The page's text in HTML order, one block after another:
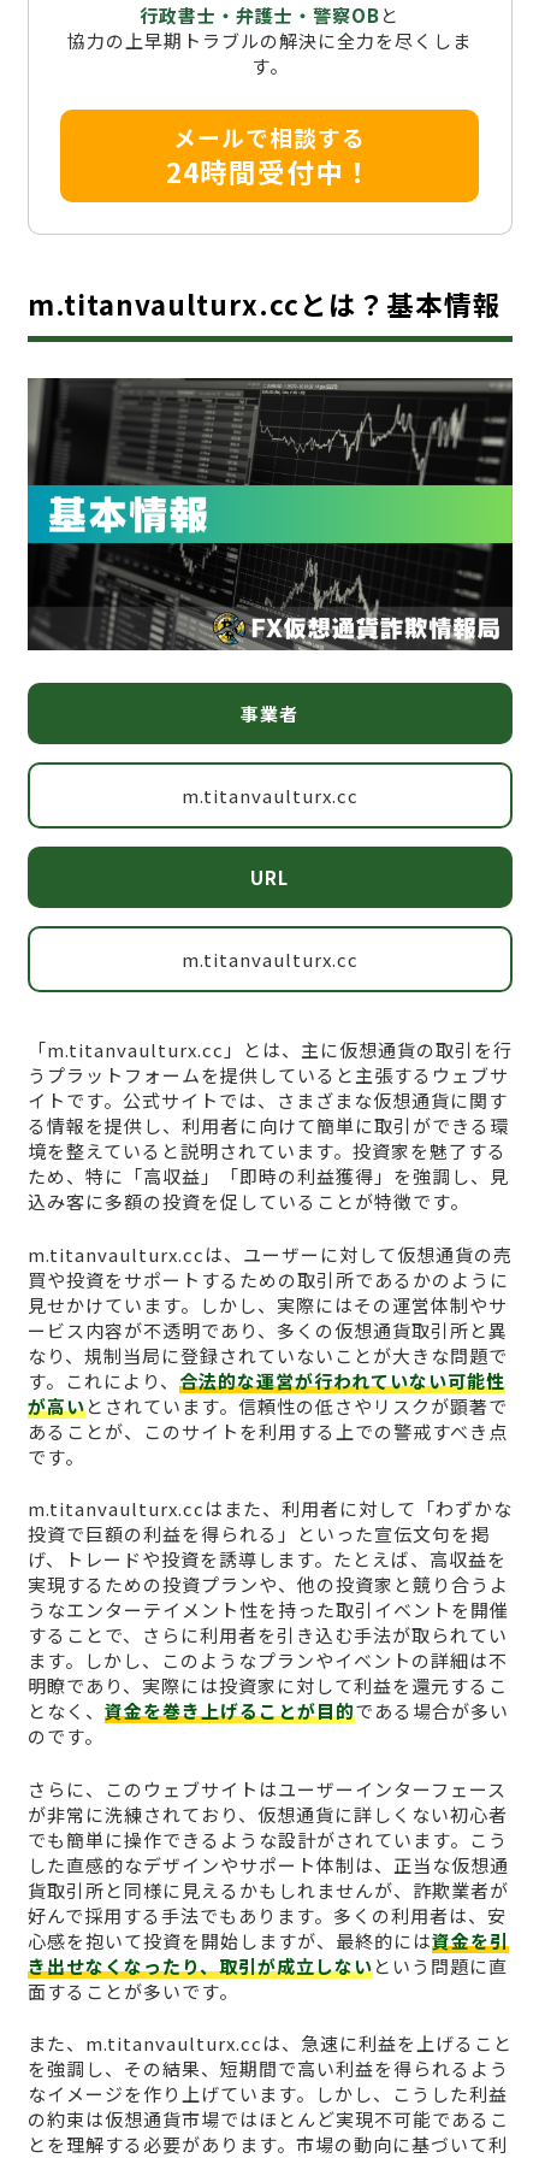
行政書士・弁護士・警察OBと
協力の上早期トラブルの解決に全力を尽くしま
す。
メールで相談する
24時間受付中！
m.titanvaulturx.ccとは？基本情報
事業者
m.titanvaulturx.cc
URL
m.titanvaulturx.cc
「m.titanvaulturx.cc」とは、主に仮想通貨の取引を行
うプラットフォームを提供していると主張するウェブサ
イトです。公式サイトでは、さまざまな仮想通貨に関す
る情報を提供し、利用者に向けて簡単に取引ができる環
境を整えていると説明されています。投資家を魅了する
ため、特に「高収益」「即時の利益獲得」を強調し、見
込み客に多額の投資を促していることが特徴です。
m.titanvaulturx.ccは、ユーザーに対して仮想通貨の売
買や投資をサポートするための取引所であるかのように
見せかけています。しかし、実際にはその運営体制やサ
ービス内容が不透明であり、多くの仮想通貨取引所と異
なり、規制当局に登録されていないことが大きな問題で
す。これにより、 合法的な運営が行われていない可能性
が高いとされています。信頼性の低さやリスクが顕著で
あることが、このサイトを利用する上での警戒すべき点
です。
m.titanvaulturx.ccはまた、利用者に対して「わずかな
投資で巨額の利益を得られる」といった宣伝文句を掲
げ、トレードや投資を誘導します。たとえば、高収益を
実現するための投資プランや、他の投資家と競り合うよ
うなエンターテイメント性を持った取引イベントを開催
することで、さらに利用者を引き込む手法が取られてい
ます。しかし、このようなプランやイベントの詳細は不
明瞭であり、実際には投資家に対して利益を還元するこ
となく、 資金を巻き上げることが目的である場合が多い
のです。
さらに、このウェブサイトはユーザーインターフェース
が非常に洗練されており、仮想通貨に詳しくない初心者
でも簡単に操作できるような設計がされています。こう
した直感的なデザインやサポート体制は、正当な仮想通
貨取引所と同様に見えるかもしれませんが、詐欺業者が
好んで採用する手法でもあります。多くの利用者は、安
心感を抱いて投資を開始しますが、最終的には資金を引
き出せなくなったり、取引が成立しないという問題に直
面することが多いです。
また、m.titanvaulturx.ccは、急速に利益を上げること
を強調し、その結果、短期間で高い利益を得られるよう
なイメージを作り上げています。しかし、こうした利益
の約束は仮想通貨市場ではほとんど実現不可能であるこ
とを理解する必要があります。市場の動向に基づいて利